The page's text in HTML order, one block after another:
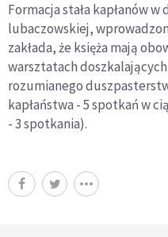
Formacja stała kapłanów
lubaczowskiej,
zakłada, że księża mają
warsztatach
rozumianego
kapłaństwa - 5 spotkań w
- 3 spotkania).